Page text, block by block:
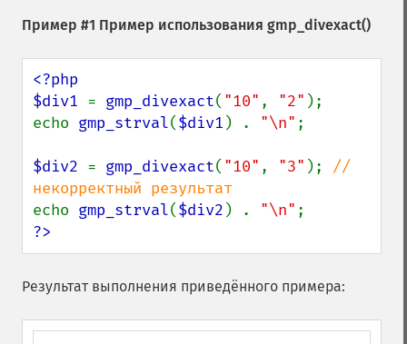
Пример #1 Пример использования gmp_divexact()
<?php
$div1 = gmp_divexact( "10" , "2" );
echo gmp_strval($div1 ) . "\n" ;
$div2 = gmp_divexact( "10" , "3" ); //
echo gmp_strval($div2 ) . "\n"
?>
Результат выполнения приведённого примера: